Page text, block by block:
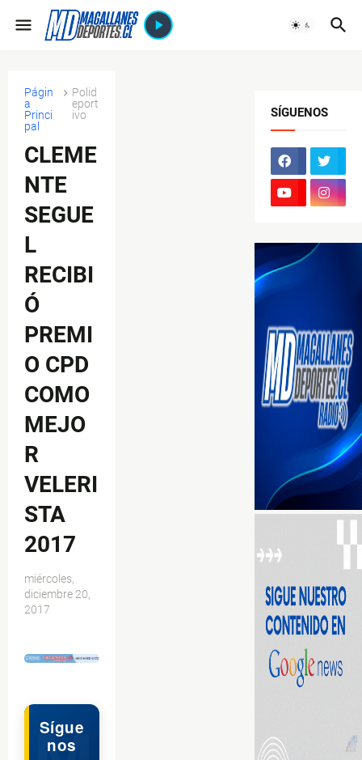
Págin
a
Princi
pal
Polid
eport
ivo
CLEME
NTE
SEGUE
L
RECIBI
Ó
PREMI
O CPD
COMO
MEJO
R
VELERI
STA
2017
miércoles,
diciembre 20,
2017
Sígue
nos
SÍGUENOS